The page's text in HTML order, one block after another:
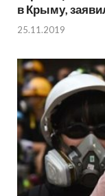
в Крыму,
25.11.2019